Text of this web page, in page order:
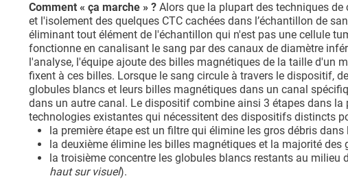
Comment « ça marche » ? Alors que la plupart des techniques
et l'isolement des quelques CTC cachées dans l’échantillon de
éliminant tout élément de l'échantillon qui n'est pas une cellule
fonctionne en canalisant le sang par des canaux de diamètre
l'analyse, l'équipe ajoute des billes magnétiques de la taille d'un
fixent à ces billes. Lorsque le sang circule à travers le dispositif,
globules blancs et leurs billes magnétiques dans un canal
dans un autre canal. Le dispositif combine ainsi 3 étapes dans
technologies existantes qui nécessitent des dispositifs distincts
la première étape est un filtre qui élimine les gros débris dans
la deuxième élimine les billes magnétiques et la majorité des
la troisième concentre les globules blancs restants au milieu
haut sur visuel).